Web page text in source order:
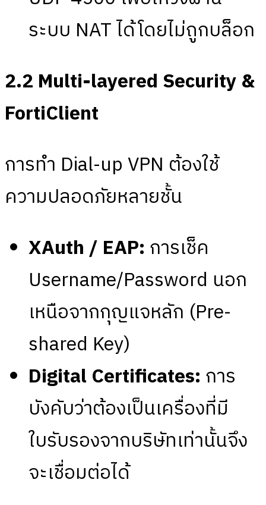
ระบบ NAT ได้โดยไม่ถูกบล็อก
2.2 Multi-layered Security &
FortiClient
การทำ Dial-up VPN ต้องใช้
ความปลอดภัยหลายชั้น
XAuth / EAP: การเช็ค
Username/Password นอก
เหนือจากกุญแจหลัก (Pre-
shared Key)
Digital Certificates: การ
บังคับว่าต้องเป็นเครื่องที่มี
ใบรับรองจากบริษัทเท่านั้นจึง
จะเชื่อมต่อได้